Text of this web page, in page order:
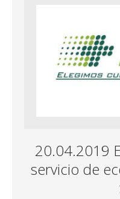
20.04.2019
servicio de